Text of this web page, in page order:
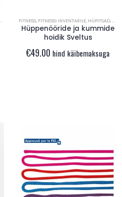
FITNESS, FITNESSI INVENTARILE, HÜPITSAD,
Hüppenööride ja kummide
hoidik Sveltus
€49.00 hind käibemaksuga